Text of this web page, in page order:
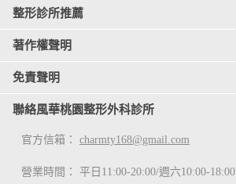
整形診所推薦
著作權聲明
免責聲明
聯絡風華桃園整形外科診所
官方信箱： charmty168@gmail.com
營業時間： 平日11:00-20:00/週六10:00-18:00